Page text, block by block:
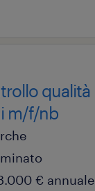
qualità
m/f/nb
€ annuale